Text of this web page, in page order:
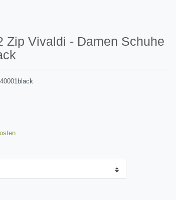
Zip Vivaldi - Damen Schuhe